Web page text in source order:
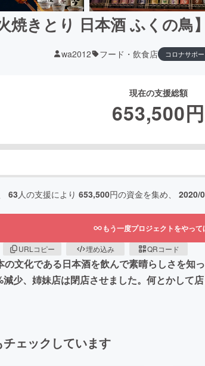
焼きとり 日本酒 ふくの鳥
wa2012 フード・飲食店 コロナサポ
現在の支援総額
653,500円
63 人の支援により 653,500円の資金を集め、 2020/
もう一度プロジェクトをやって
URLコピー 埋め込み QRコード
文化である日本酒を飲んで素晴らしさを
少、姉妹店は閉店させました。何とかして
ェックしています